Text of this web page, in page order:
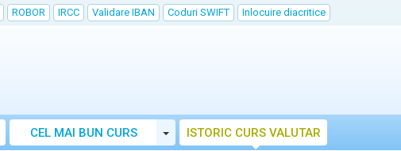
ROBOR IRCC Validare IBAN Coduri SWIFT Inlocuire diacritice
CEL MAI BUN CURS Toggle Dropdown
ISTORIC CURS VALUTAR